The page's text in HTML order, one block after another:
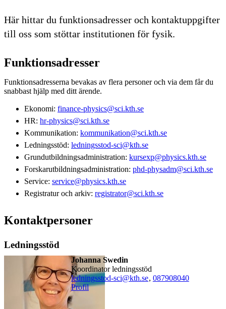
Här hittar du funktionsadresser och kontaktuppgifter
till oss som stöttar institutionen för fysik.
Funktionsadresser
Funktionsadresserna bevakas av flera personer och via dem får du
snabbast hjälp med ditt ärende.
Ekonomi: finance-physics@sci.kth.se
HR: hr-physics@sci.kth.se
Kommunikation: kommunikation@sci.kth.se
Ledningsstöd: ledningsstod-sci@kth.se
Grundutbildningsadministration: kursexp@physics.kth.se
Forskarutbildningsadministration: phd-physadm@sci.kth.se
Service: service@physics.kth.se
Registratur och arkiv: registrator@sci.kth.se
Kontaktpersoner
Ledningsstöd
Johanna Swedin
koordinator ledningsstöd
ledningsstod-sci@kth.se, 087908040
Profil